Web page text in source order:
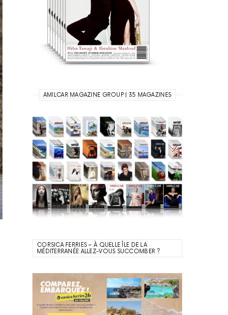
AMILCAR MAGAZINE GROUP | 35 MAGAZINES
CORSICA FERRIES – À QUELLE ÎLE DE LA
MÉDITERRANÉE ALLEZ-VOUS SUCCOMBER ?